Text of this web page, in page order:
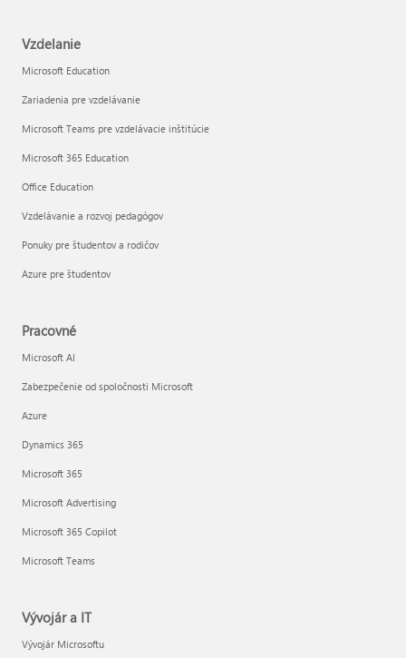
Vzdelanie
Microsoft Education
Zariadenia pre vzdelávanie
Microsoft Teams pre vzdelávacie inštitúcie
Microsoft 365 Education
Office Education
Vzdelávanie a rozvoj pedagógov
Ponuky pre študentov a rodičov
Azure pre študentov
Pracovné
Microsoft AI
Zabezpečenie od spoločnosti Microsoft
Azure
Dynamics 365
Microsoft 365
Microsoft Advertising
Microsoft 365 Copilot
Microsoft Teams
Vývojár a IT
Vývojár Microsoftu